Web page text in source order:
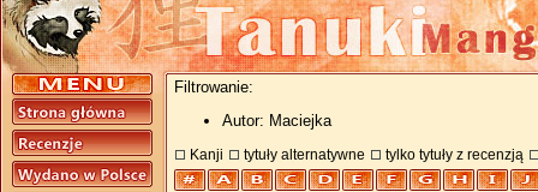
Filtrowanie:
Autor: Maciejka
Kanji tytuły alternatywne tylko tytuły z recenzją